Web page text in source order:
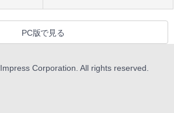
PC版で見る
Impress Corporation. All rights reserved.